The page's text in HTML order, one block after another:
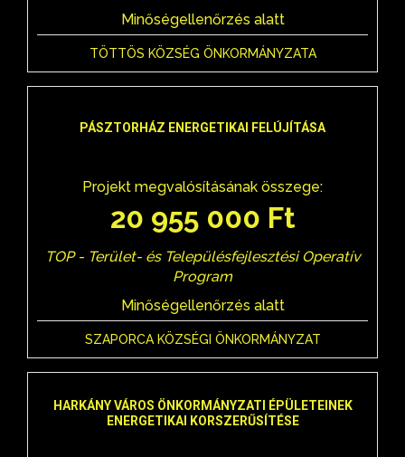
Minőségellenőrzés alatt
TÖTTÖS KÖZSÉG ÖNKORMÁNYZATA
PÁSZTORHÁZ ENERGETIKAI FELÚJÍTÁSA
Projekt megvalósításának összege:
20 955 000 Ft
TOP - Terület- és Településfejlesztési Operatív
Program
Minőségellenőrzés alatt
SZAPORCA KÖZSÉGI ÖNKORMÁNYZAT
HARKÁNY VÁROS ÖNKORMÁNYZATI ÉPÜLETEINEK
ENERGETIKAI KORSZERŰSÍTÉSE